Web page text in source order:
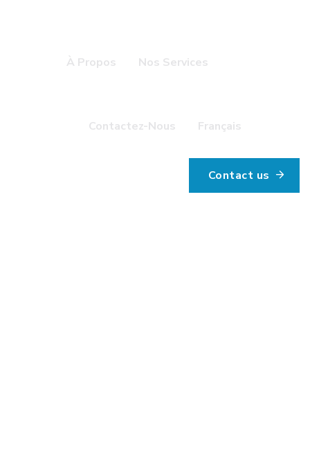
À Propos Nos Services
Contactez-Nous Français
Contact us